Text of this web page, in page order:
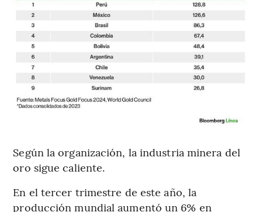
Según la organización, la industria minera del
oro sigue caliente.
En el tercer trimestre de este año, la
producción mundial aumentó un 6% en